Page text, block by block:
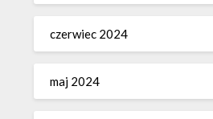
czerwiec 2024
maj 2024